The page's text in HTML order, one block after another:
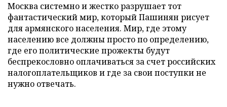
Москва системно и жестко разрушает тот
фантастический мир, который Пашинян рисует
для армянского населения. Мир, где этому
населению все должны просто по определению,
где его политические прожекты будут
беспрекословно оплачиваться за счет российских
налогоплательщиков и где за свои поступки не
нужно отвечать.